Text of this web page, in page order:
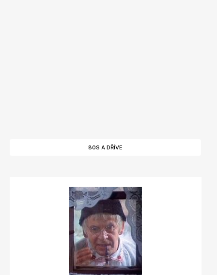
80S A DŘÍVE